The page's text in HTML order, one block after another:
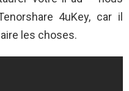
4uKey, car il
les choses.